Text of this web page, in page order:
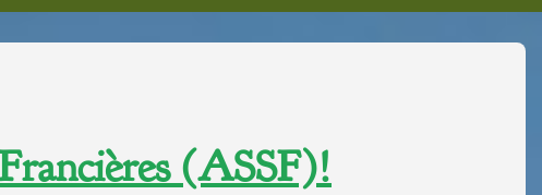
(ASSF)!